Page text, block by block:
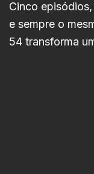
Cinco
e sempre o
54 transforma